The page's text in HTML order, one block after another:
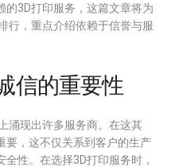
的3D打印服务，这篇文章将为
行，重点介绍依赖于信誉与服
信的重要性
涌现出许多服务商。在这其
要，这不仅关系到客户的生产
性。在选择3D打印服务时，